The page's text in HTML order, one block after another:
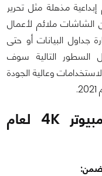
إبداعية مذهلة مثل تحرير
الشاشات ملائم لأعمال
جداول البيانات أو حتى
السطور التالية سوف
وعالية الجودة
ماهي أفضل شاشات الكمبيوتر 4K لعام